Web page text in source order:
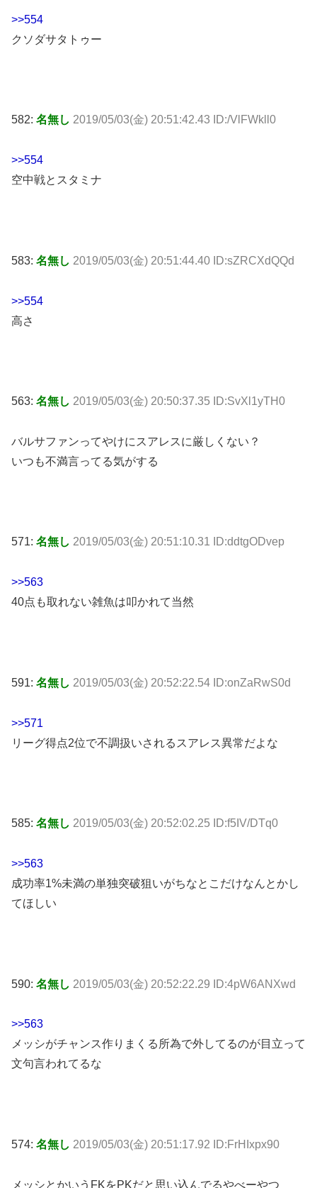
>>554
クソダサタトゥー
582: 名無し 2019/05/03(金) 20:51:42.43 ID:/VlFWkll0
>>554
空中戦とスタミナ
583: 名無し 2019/05/03(金) 20:51:44.40 ID:sZRCXdQQd
>>554
高さ
563: 名無し 2019/05/03(金) 20:50:37.35 ID:SvXl1yTH0
バルサファンってやけにスアレスに厳しくない？
いつも不満言ってる気がする
571: 名無し 2019/05/03(金) 20:51:10.31 ID:ddtgODvep
>>563
40点も取れない雑魚は叩かれて当然
591: 名無し 2019/05/03(金) 20:52:22.54 ID:onZaRwS0d
>>571
リーグ得点2位で不調扱いされるスアレス異常だよな
585: 名無し 2019/05/03(金) 20:52:02.25 ID:f5IV/DTq0
>>563
成功率1%未満の単独突破狙いがちなとこだけなんとかし
てほしい
590: 名無し 2019/05/03(金) 20:52:22.29 ID:4pW6ANXwd
>>563
メッシがチャンス作りまくる所為で外してるのが目立って
文句言われてるな
574: 名無し 2019/05/03(金) 20:51:17.92 ID:FrHIxpx90
メッシとかいうFKをPKだと思い込んでるやべーやつ